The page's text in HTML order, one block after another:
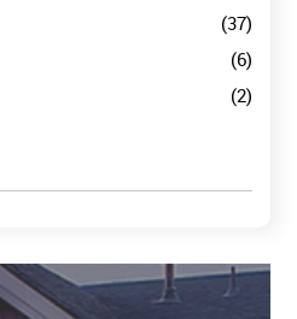
(37)
(6)
(2)